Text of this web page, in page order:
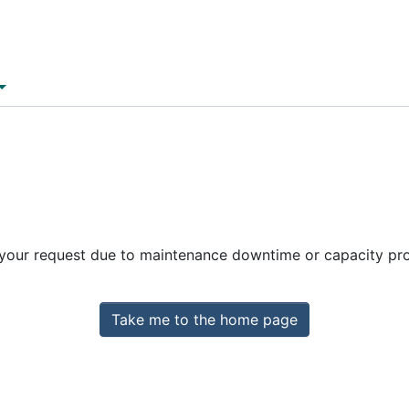
request due to maintenance downtime or capacity
Take me to the home page